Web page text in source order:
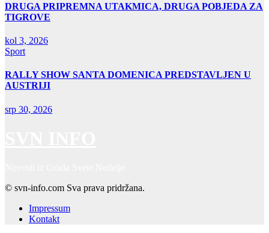
DRUGA PRIPREMNA UTAKMICA, DRUGA POBJEDA ZA
TIGROVE
kol 3, 2026
Sport
RALLY SHOW SANTA DOMENICA PREDSTAVLJEN U
AUSTRIJI
srp 30, 2026
© svn-info.com Sva prava pridržana.
Impressum
Kontakt